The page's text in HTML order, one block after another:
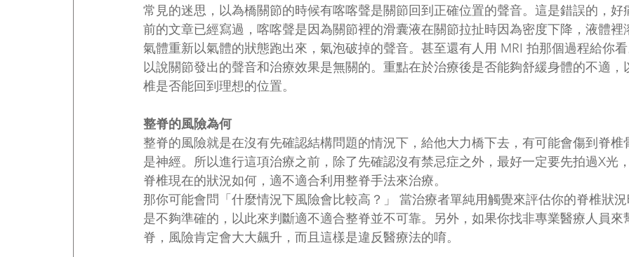
常見的迷思，以為橋關節的時候有喀喀聲是關節回到正確位置的聲音。這是錯誤的，好
前的文章已經寫過，喀喀聲是因為關節裡的滑囊液在關節拉扯時因為密度下降，液體裡
氣體重新以氣體的狀態跑出來，氣泡破掉的聲音。甚至還有人用 MRI 拍那個過程給你
以說關節發出的聲音和治療效果是無關的。重點在於治療後是否能夠舒緩身體的不適，
椎是否能回到理想的位置。
整脊的風險為何
整脊的風險就是在沒有先確認結構問題的情況下，給他大力橋下去，有可能會傷到脊椎
是神經。所以進行這項治療之前，除了先確認沒有禁忌症之外，最好一定要先拍過X光
脊椎現在的狀況如何，適不適合利用整脊手法來治療。
那你可能會問「什麼情況下風險會比較高？」 當治療者單純用觸覺來評估你的脊椎狀況
是不夠準確的，以此來判斷適不適合整脊並不可靠。另外，如果你找非專業醫療人員來
脊，風險肯定會大大飆升，而且這樣是違反醫療法的唷。